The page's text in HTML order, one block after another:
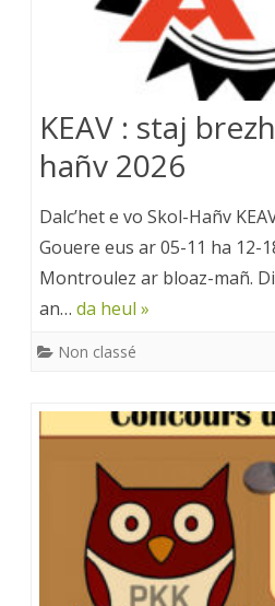
KEAV : staj
hañv 2026
Dalc’het e vo Skol-Hañv
Gouere eus ar 05-11 ha 12-
Montroulez ar bloaz-mañ.
an… da heul »
Non classé